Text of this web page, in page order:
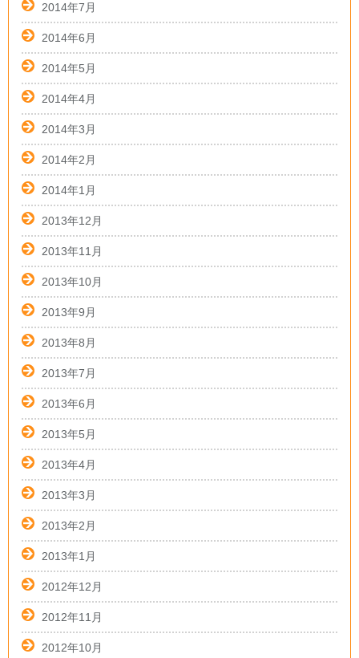
2014年7月
2014年6月
2014年5月
2014年4月
2014年3月
2014年2月
2014年1月
2013年12月
2013年11月
2013年10月
2013年9月
2013年8月
2013年7月
2013年6月
2013年5月
2013年4月
2013年3月
2013年2月
2013年1月
2012年12月
2012年11月
2012年10月